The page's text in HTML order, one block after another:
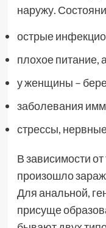
наружу.
острые
плохое питание,
у женщины –
заболевания
стрессы,
В зависимости
произошло
Для анальной,
присуще